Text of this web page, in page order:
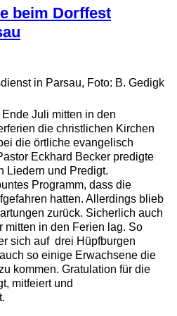
beim Dorffest
in Parsau, Foto: B. Gedigk
Juli mitten in den
die christlichen Kirchen
die örtliche evangelisch
Eckhard Becker predigte
Liedern und Predigt.
Programm, dass die
hatten. Allerdings blieb
zurück. Sicherlich auch
mitten in den Ferien lag. So
sich auf drei Hüpfburgen
so einige Erwachsene die
kommen. Gratulation für die
mitfeiert und